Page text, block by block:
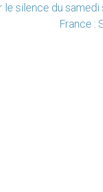
le silence du samedi
France :